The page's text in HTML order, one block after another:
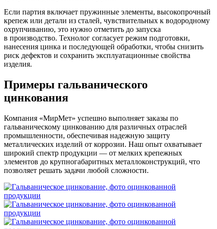
Если партия включает пружинные элементы, высокопрочный
крепеж или детали из сталей, чувствительных к водородному
охрупчиванию, это нужно отметить до запуска
в производство. Технолог согласует режим подготовки,
нанесения цинка и последующей обработки, чтобы снизить
риск дефектов и сохранить эксплуатационные свойства
изделия.
Примеры гальванического
цинкования
Компания «МирМет» успешно выполняет заказы по
гальваническому цинкованию для различных отраслей
промышленности, обеспечивая надежную защиту
металлических изделий от коррозии. Наш опыт охватывает
широкий спектр продукции — от мелких крепежных
элементов до крупногабаритных металлоконструкций, что
позволяет решать задачи любой сложности.